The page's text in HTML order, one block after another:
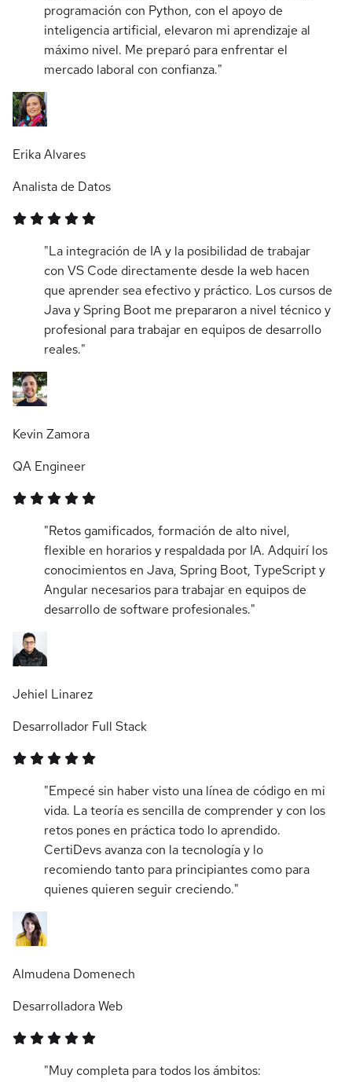
programación con Python, con el apoyo de
inteligencia artificial, elevaron mi aprendizaje al
máximo nivel. Me preparó para enfrentar el
mercado laboral con confianza."
Erika Alvares
Analista de Datos
"La integración de IA y la posibilidad de trabajar
con VS Code directamente desde la web hacen
que aprender sea efectivo y práctico. Los cursos de
Java y Spring Boot me prepararon a nivel técnico y
profesional para trabajar en equipos de desarrollo
reales."
Kevin Zamora
QA Engineer
"Retos gamificados, formación de alto nivel,
flexible en horarios y respaldada por IA. Adquirí los
conocimientos en Java, Spring Boot, TypeScript y
Angular necesarios para trabajar en equipos de
desarrollo de software profesionales."
Jehiel Linarez
Desarrollador Full Stack
"Empecé sin haber visto una línea de código en mi
vida. La teoría es sencilla de comprender y con los
retos pones en práctica todo lo aprendido.
CertiDevs avanza con la tecnología y lo
recomiendo tanto para principiantes como para
quienes quieren seguir creciendo."
Almudena Domenech
Desarrolladora Web
"Muy completa para todos los ámbitos: